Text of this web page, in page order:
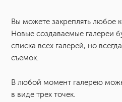
Вы можете закреплять любое
Новые создаваемые галереи
списка всех галерей, но
съемок.
В любой момент галерею
в виде трех точек.